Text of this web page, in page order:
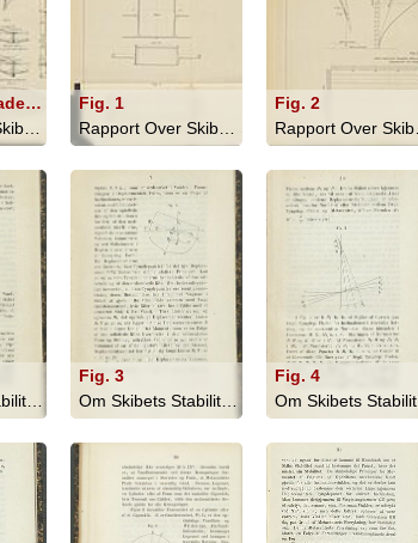
Fig. 6. Flad Plade Kjöl & Center og flad Plade Kjölsvin
Rapport Over Skibsbyggeriet I England... - 1866
Fig. 1
Rapport Over Skibsbyggeriet I England... - 1866
Fig. 2
Rapport
Om Skibets Stabilitet, Bevægelser I S... - 1879
Fig. 3
Om Skibets Stabilitet, Bevægelser I S... - 1879
Fig. 4
Om